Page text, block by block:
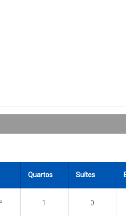
Quartos Suítes
1 0